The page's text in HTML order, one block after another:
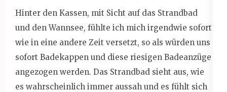
Hinter den Kassen, mit Sicht auf das Strandbad
und den Wannsee, fühlte ich mich irgendwie sofort
wie in eine andere Zeit versetzt, so als würden uns
sofort Badekappen und diese riesigen Badeanzüge
angezogen werden. Das Strandbad sieht aus, wie
es wahrscheinlich immer aussah und es fühlt sich